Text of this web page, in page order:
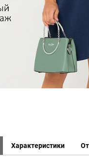
Характеристики